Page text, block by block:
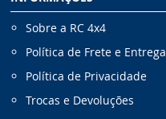
Sobre a RC 4x4
Política de Frete e Entrega
Política de Privacidade
Trocas e Devoluções